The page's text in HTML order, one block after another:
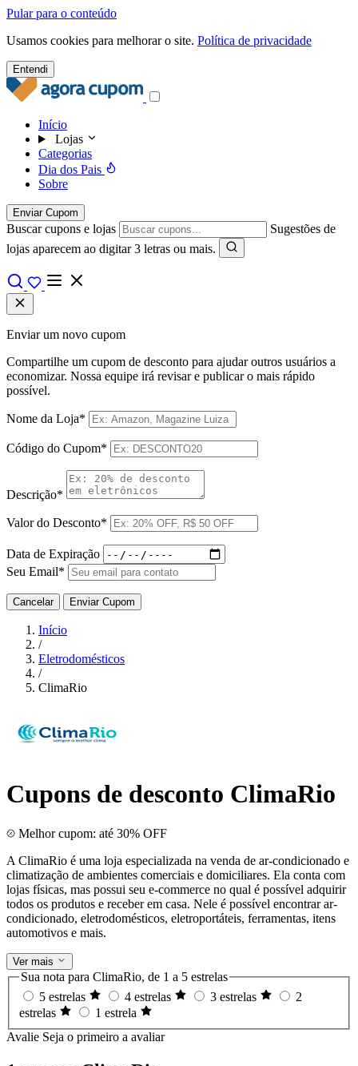
Pular para o conteúdo
Usamos cookies para melhorar o site. Política de privacidade
Entendi
Início
Lojas
Categorias
Dia dos Pais
Sobre
Enviar Cupom
Buscar cupons e lojas
Sugestões de
lojas aparecem ao digitar 3 letras ou mais.
Enviar um novo cupom
Compartilhe um cupom de desconto para ajudar outros usuários a
economizar. Nossa equipe irá revisar e publicar o mais rápido
possível.
Nome da Loja*
Código do Cupom*
Descrição*
Valor do Desconto*
Data de Expiração
Seu Email*
Cancelar Enviar Cupom
Início
/
Eletrodomésticos
/
ClimaRio
Cupons de desconto ClimaRio
Melhor cupom: até 30% OFF
A ClimaRio é uma loja especializada na venda de ar-condicionado e
climatização de ambientes comerciais e domiciliares. Ela conta com
lojas físicas, mas possui seu e-commerce no qual é possível adquirir
todos os produtos e receber em casa. Nele é possível encontrar ar-
condicionado, eletrodomésticos, eletroportáteis, ferramentas, itens
automotivos e mais.
Ver mais
Sua nota para ClimaRio, de 1 a 5 estrelas
5 estrelas
4 estrelas 3 estrelas
2
estrelas
1 estrela
Avalie Seja o primeiro a avaliar